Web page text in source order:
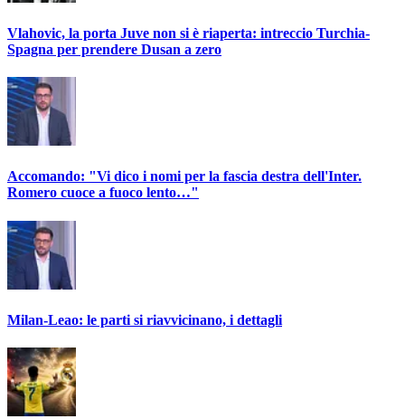
Vlahovic, la porta Juve non si è riaperta: intreccio Turchia-
Spagna per prendere Dusan a zero
Accomando: "Vi dico i nomi per la fascia destra dell'Inter.
Romero cuoce a fuoco lento…"
Milan-Leao: le parti si riavvicinano, i dettagli